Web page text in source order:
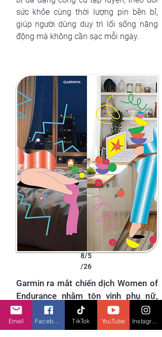
sức khỏe cùng thời lượng pin bền bỉ,
giúp người dùng duy trì lối sống năng
động mà không cần sạc mỗi ngày.
8/5
/26
Garmin ra mắt chiến dịch Women of
Endurance nhằm tôn vinh phụ nữ,
đặc biệt là những người mẹ
Email TikTok YouTube